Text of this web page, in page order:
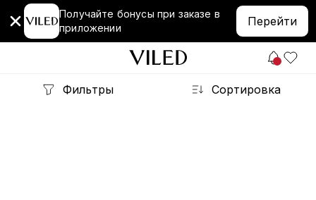
Получайте бонусы при заказе в
приложении
Перейти
Фильтры Сортировка